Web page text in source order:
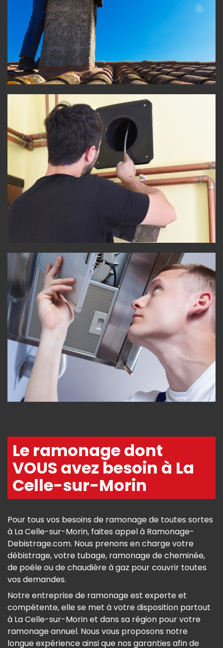
Le ramonage dont
VOUS avez besoin à La
Celle-sur-Morin
Pour tous vos besoins de ramonage de toutes sortes
à La Celle-sur-Morin, faites appel à Ramonage-
Debistrage.com. Nous prenons en charge votre
débistrage, votre tubage, ramonage de cheminée,
de poêle ou de chaudière à gaz pour couvrir toutes
vos demandes.
Notre entreprise de ramonage est experte et
compétente, elle se met à votre disposition partout
à La Celle-sur-Morin et dans sa région pour votre
ramonage annuel. Nous vous proposons notre
longue expérience ainsi que nos garanties afin de